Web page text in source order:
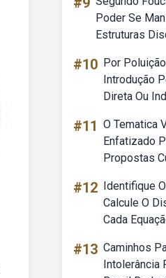
Poder Se
Estruturas
#10 Por
Introdução
Direta Ou
#11 O Tematica
Enfatizado
Propostas
#12 Identifique
Calcule O
Cada
#13 Caminhos
Intolerância